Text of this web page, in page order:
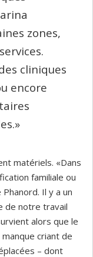
zones,
cliniques
encore
matériels. «Dans
familiale ou
Il y a un
de notre travail
alors que le
criant de
– dont